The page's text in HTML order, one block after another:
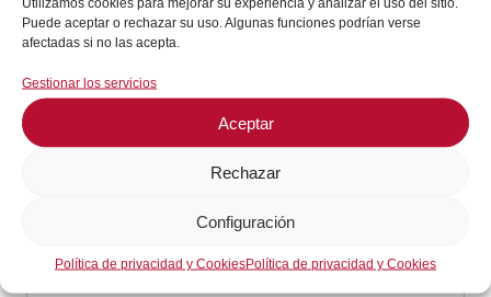
Puede aceptar o rechazar su uso. Algunas funciones podrían verse
afectadas si no las acepta.
Gestionar los servicios
Aceptar
Rechazar
Configuración
Política de privacidad y CookiesPolítica de privacidad y Cookies
Referencia Comercial
Ascaso: AMB193